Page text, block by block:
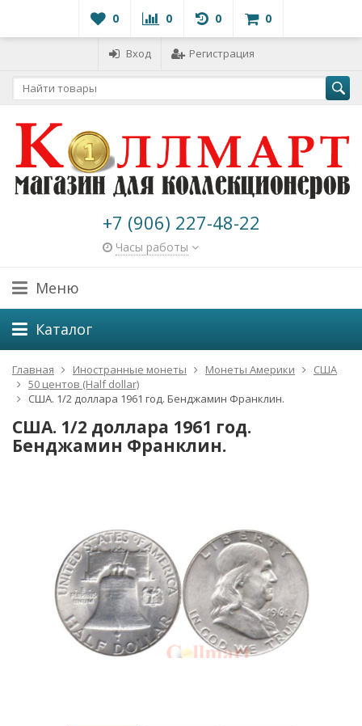
0 0 0 0
Вход Регистрация
+7 (906) 227-48-22
Часы работы
Меню
Каталог
Главная Иностранные монеты Монеты Америки
США
50 центов (Half dollar)
США. 1/2 доллара 1961 год. Бенджамин Франклин.
США. 1/2 доллара 1961 год.
Бенджамин Франклин.